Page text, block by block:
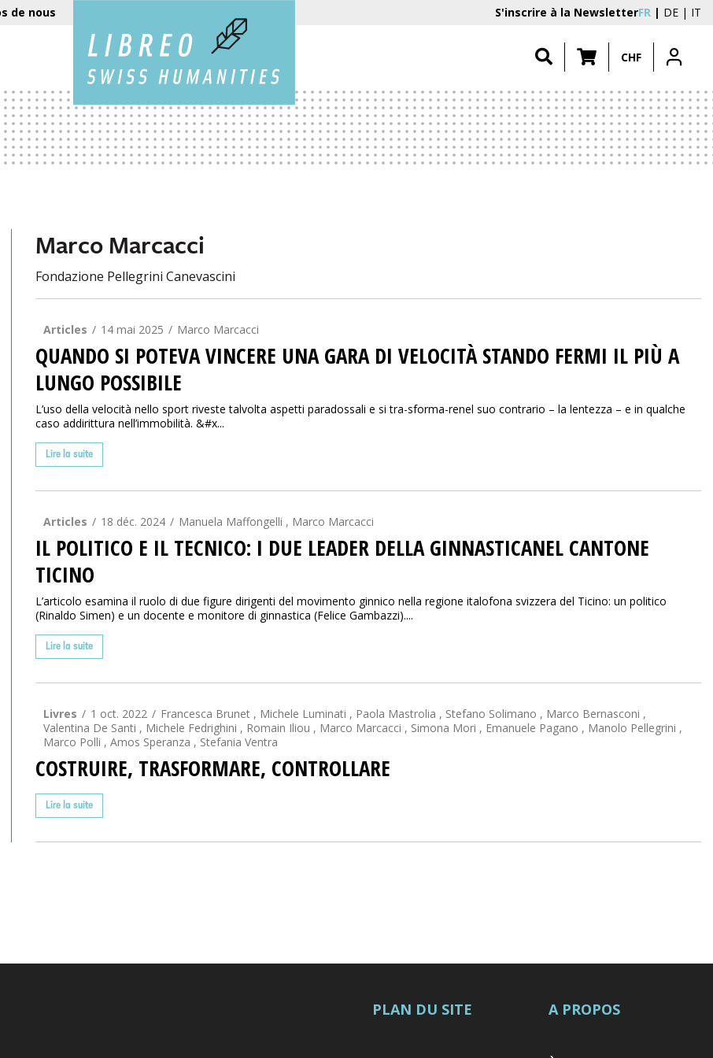
de nous S'inscrire à la NewsletterFR DE IT
CHF
Marco Marcacci
Fondazione Pellegrini Canevascini
Articles 14 mai 2025 Marco Marcacci
QUANDO SI POTEVA VINCERE UNA GARA DI VELOCITÀ STANDO FERMI IL PIÙ A
LUNGO POSSIBILE
L’uso della velocità nello sport riveste talvolta aspetti paradossali e si tra-sforma-renel suo contrario – la lentezza – e in qualche
caso addirittura nell’immobilità. &#x...
Lire la suite
Articles 18 déc. 2024 Manuela Maffongelli , Marco Marcacci
IL POLITICO E IL TECNICO: I DUE LEADER DELLA GINNASTICANEL CANTONE
TICINO
L’articolo esamina il ruolo di due figure dirigenti del movimento ginnico nella regione italofona svizzera del Ticino: un politico
(Rinaldo Simen) e un docente e monitore di ginnastica (Felice Gambazzi)....
Lire la suite
Livres 1 oct. 2022 Francesca Brunet, Michele Luminati , Paola Mastrolia , Stefano Solimano , Marco Bernasconi ,
Valentina De Santi , Michele Fedrighini , Romain Iliou , Marco Marcacci , Simona Mori , Emanuele Pagano , Manolo Pellegrini ,
Marco Polli , Amos Speranza , Stefania Ventra
COSTRUIRE, TRASFORMARE, CONTROLLARE
Lire la suite
PLAN DU SITE A PROPOS